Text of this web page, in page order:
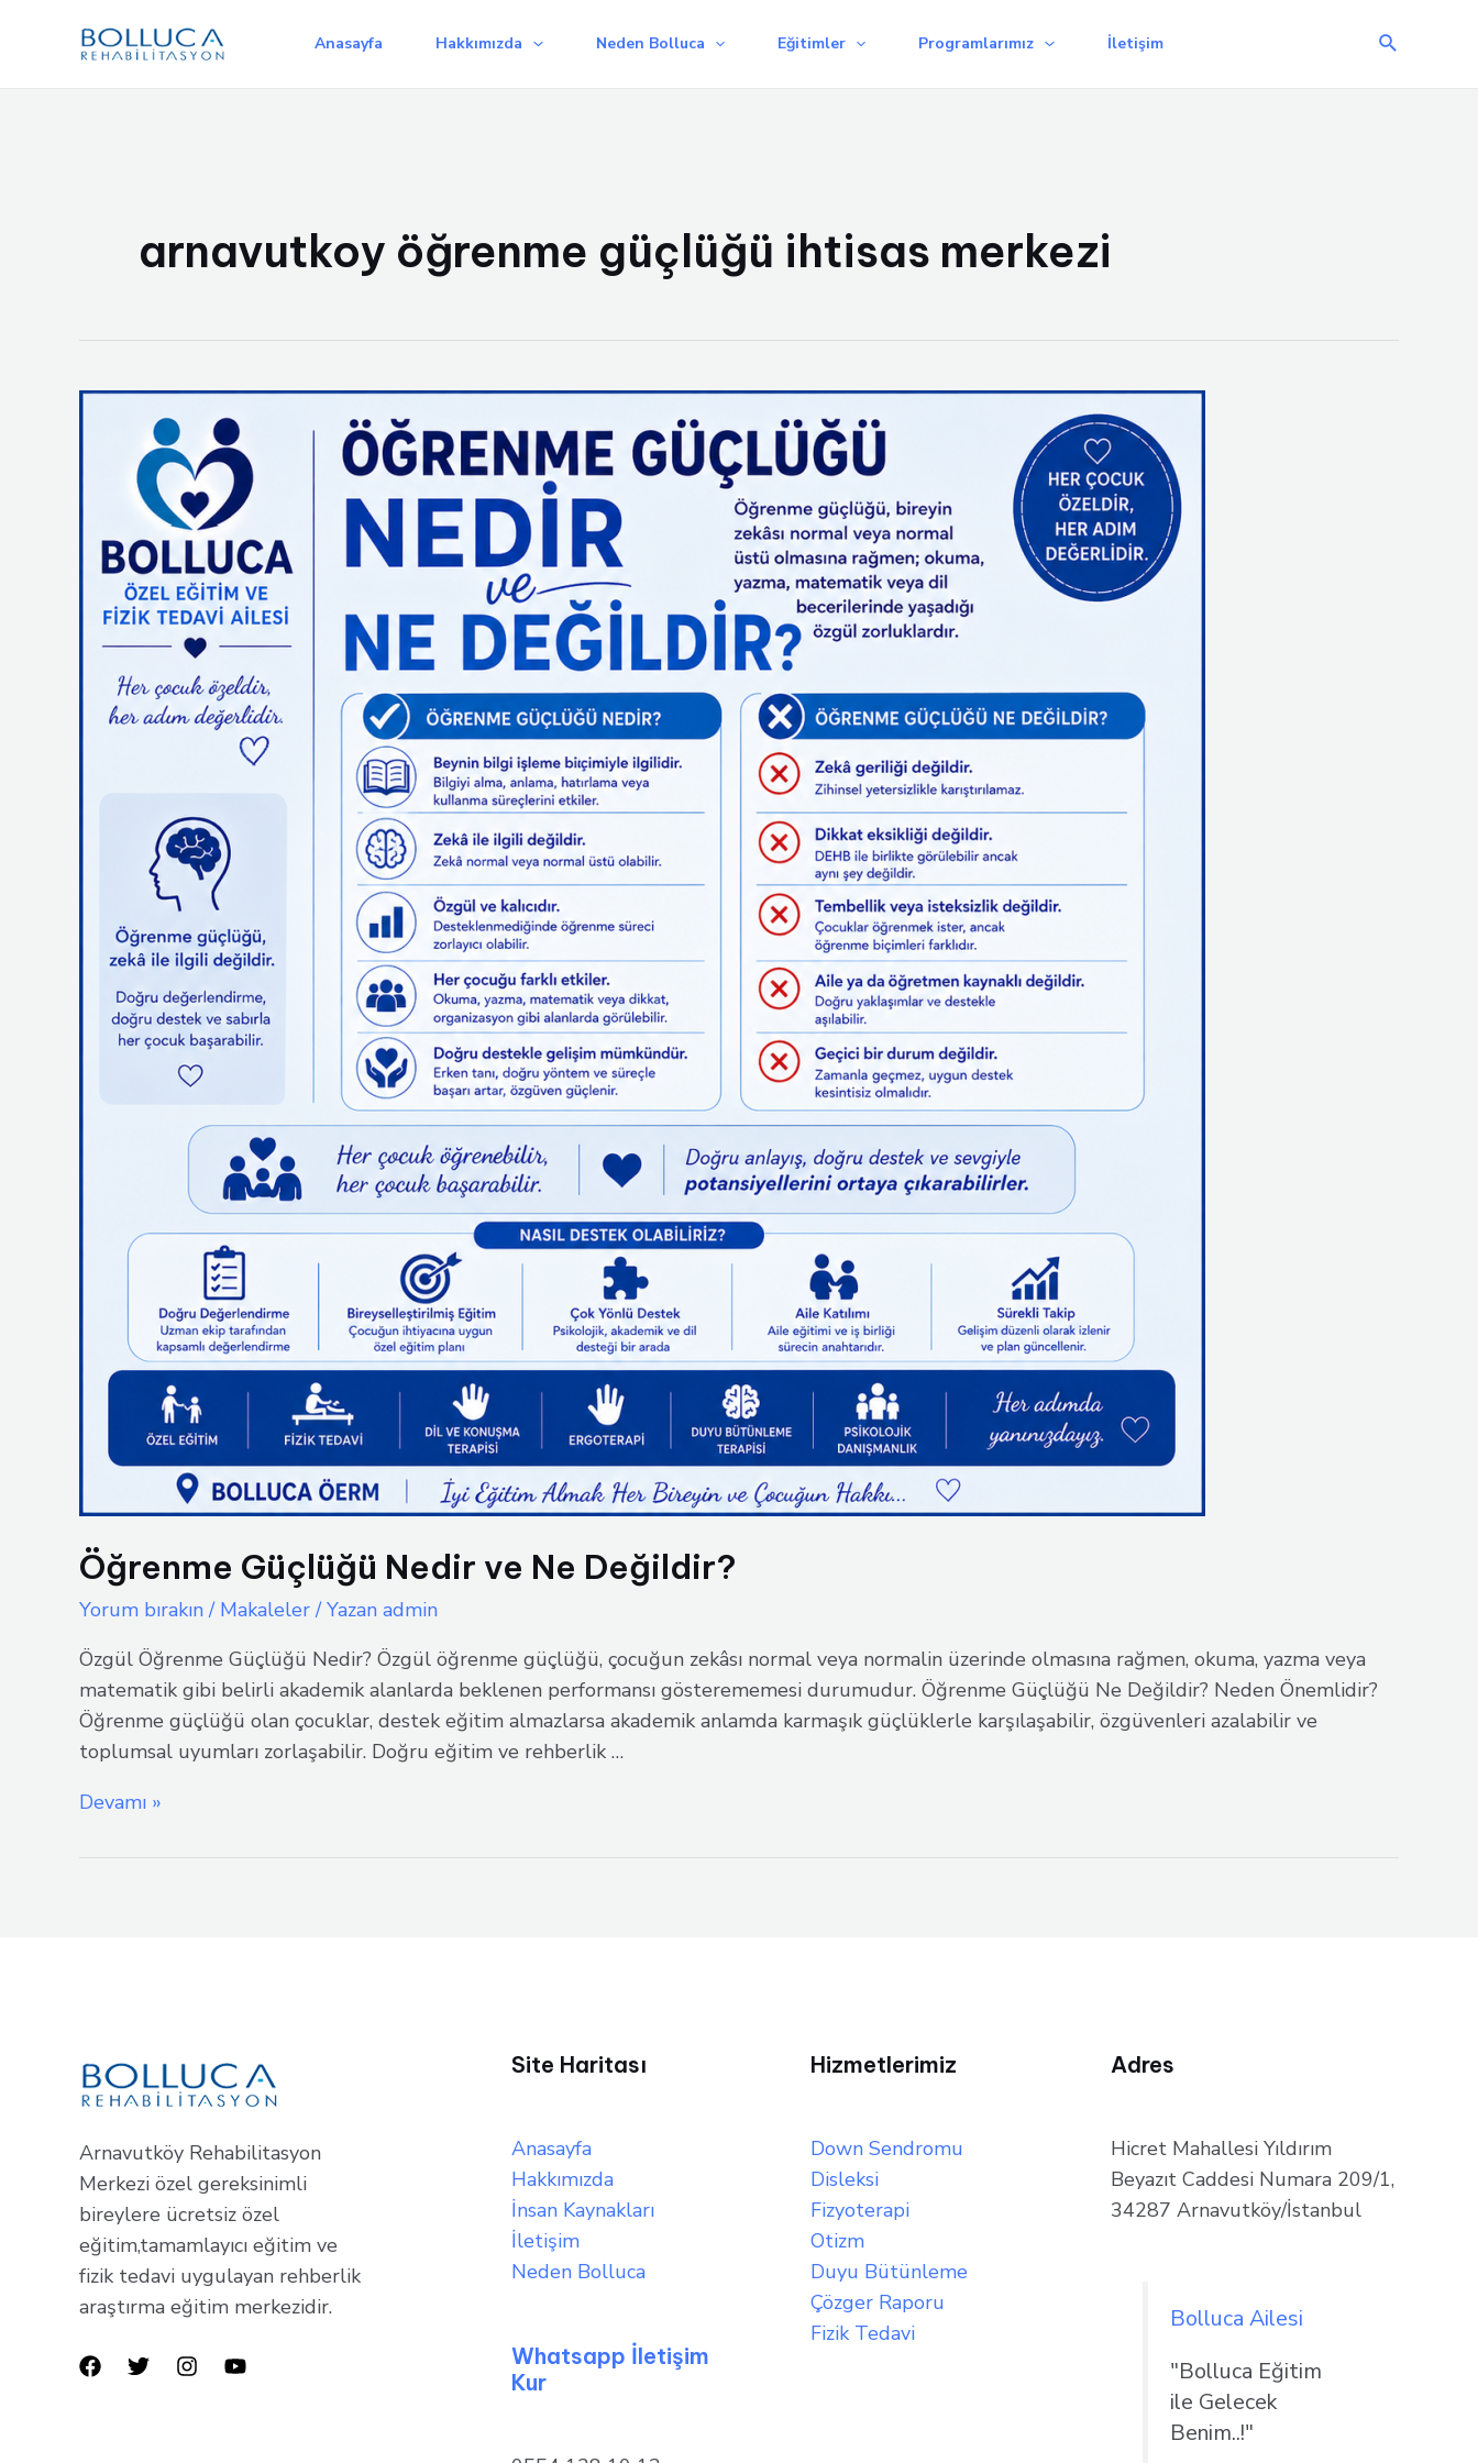
Anasayfa Hakkımızda Neden Bolluca Eğitimler Programlarımız İletişim Arama
arnavutkoy öğrenme güçlüğü ihtisas merkezi
Öğrenme Güçlüğü Nedir ve Ne Değildir?
Yorum bırakın / Makaleler/ Yazan admin
Özgül Öğrenme Güçlüğü Nedir? Özgül öğrenme güçlüğü, çocuğun zekâsı normal veya normalin üzerinde olmasına rağmen, okuma, yazma veya
matematik gibi belirli akademik alanlarda beklenen performansı gösterememesi durumudur. Öğrenme Güçlüğü Ne Değildir? Neden Önemlidir?
Öğrenme güçlüğü olan çocuklar, destek eğitim almazlarsa akademik anlamda karmaşık güçlüklerle karşılaşabilir, özgüvenleri azalabilir ve
toplumsal uyumları zorlaşabilir. Doğru eğitim ve rehberlik …
Öğrenme
Nedir
Devamı »
Arnavutköy Rehabilitasyon
Merkezi özel gereksinimli
bireylere ücretsiz özel
eğitim,tamamlayıcı eğitim ve
fizik tedavi uygulayan rehberlik
araştırma eğitim merkezidir.
Site Haritası
Anasayfa
Hakkımızda
İnsan Kaynakları
İletişim
Neden Bolluca
Whatsapp İletişim
Kur
Hizmetlerimiz
Down Sendromu
Disleksi
Fizyoterapi
Otizm
Duyu Bütünleme
Çözger Raporu
Fizik Tedavi
Adres
Hicret Mahallesi Yıldırım
Beyazıt Caddesi Numara 209/1,
34287 Arnavutköy/İstanbul
Bolluca Ailesi
"Bolluca Eğitim
ile Gelecek
Benim..!"